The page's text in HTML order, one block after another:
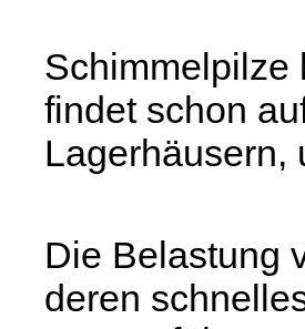
Schimmelpilze
findet schon
Lagerhäusern,
Die Belastung
deren